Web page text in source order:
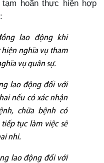
hoãn thực hiện hợp
lao động khi
nghĩa vụ tham
vụ quân sự.
lao động đối với
nếu có xác nhận
chữa bệnh có
tục làm việc sẽ
nhi.
lao động đối với